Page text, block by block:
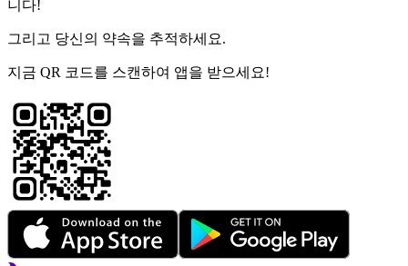
니다!
그리고 당신의 약속을 추적하세요.
지금 QR 코드를 스캔하여 앱을 받으세요!